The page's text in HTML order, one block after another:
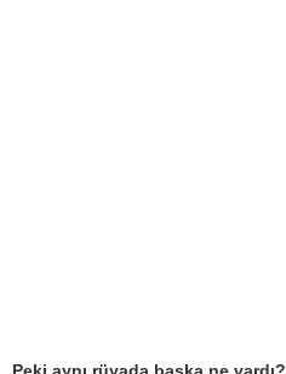
Peki aynı rüyada başka ne vardı?